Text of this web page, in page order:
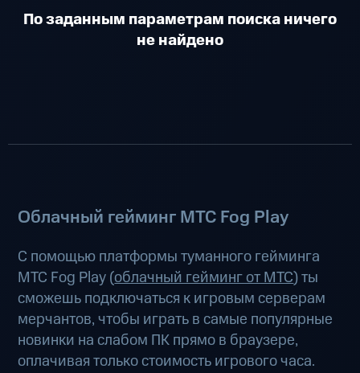
По заданным параметрам поиска ничего
не найдено
Облачный гейминг МТС Fog Play
С помощью платформы туманного гейминга
МТС Fog Play (облачный гейминг от МТС) ты
сможешь подключаться к игровым серверам
мерчантов, чтобы играть в самые популярные
новинки на слабом ПК прямо в браузере,
оплачивая только стоимость игрового часа.